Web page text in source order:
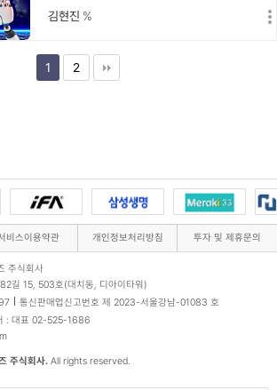
김현진 %
1 2
비스이용약관 개인정보처리방침 투자 및 제휴문의
주식회사
길 15, 503호(대치동, 디아이타워)
통신판매업신고번호 제 2023-서울강남-01083 호
: 대표 02-525-1686
주식회사. All rights reserved.